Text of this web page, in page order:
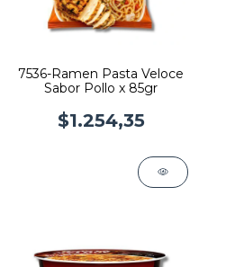
7536-Ramen Pasta Veloce
Sabor Pollo x 85gr
$1.254,35